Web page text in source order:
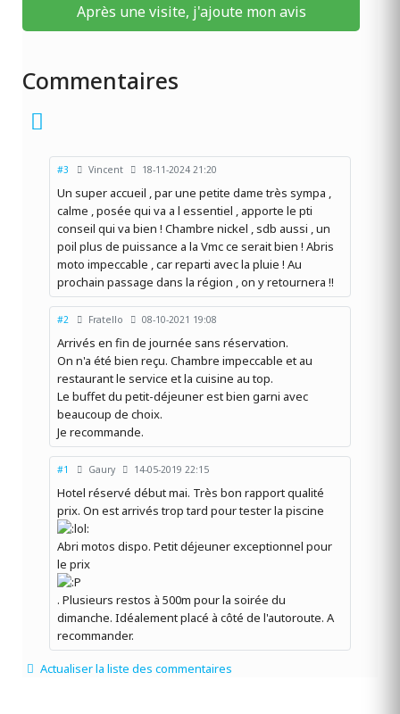
Après une visite, j'ajoute mon avis
Commentaires
#3 Vincent 18-11-2024 21:20
Un super accueil , par une petite dame très sympa ,
calme , posée qui va a l essentiel , apporte le pti
conseil qui va bien ! Chambre nickel , sdb aussi , un
poil plus de puissance a la Vmc ce serait bien ! Abris
moto impeccable , car reparti avec la pluie ! Au
prochain passage dans la région , on y retournera !!
#2 Fratello 08-10-2021 19:08
Arrivés en fin de journée sans réservation.
On n'a été bien reçu. Chambre impeccable et au
restaurant le service et la cuisine au top.
Le buffet du petit-déjeuner est bien garni avec
beaucoup de choix.
Je recommande.
#1 Gaury 14-05-2019 22:15
Hotel réservé début mai. Très bon rapport qualité
prix. On est arrivés trop tard pour tester la piscine
Abri motos dispo. Petit déjeuner exceptionnel pour
le prix
. Plusieurs restos à 500m pour la soirée du
dimanche. Idéalement placé à côté de l'autoroute. A
recommander.
Actualiser la liste des commentaires